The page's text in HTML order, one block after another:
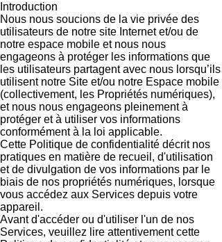
Introduction
Nous nous soucions de la vie privée des
utilisateurs de notre site Internet et/ou de
notre espace mobile et nous nous
engageons à protéger les informations que
les utilisateurs partagent avec nous lorsqu’ils
utilisent notre Site et/ou notre Espace mobile
(collectivement, les Propriétés numériques),
et nous nous engageons pleinement à
protéger et à utiliser vos informations
conformément à la loi applicable.
Cette Politique de confidentialité décrit nos
pratiques en matière de recueil, d'utilisation
et de divulgation de vos informations par le
biais de nos propriétés numériques, lorsque
vous accédez aux Services depuis votre
appareil.
Avant d'accéder ou d'utiliser l'un de nos
Services, veuillez lire attentivement cette